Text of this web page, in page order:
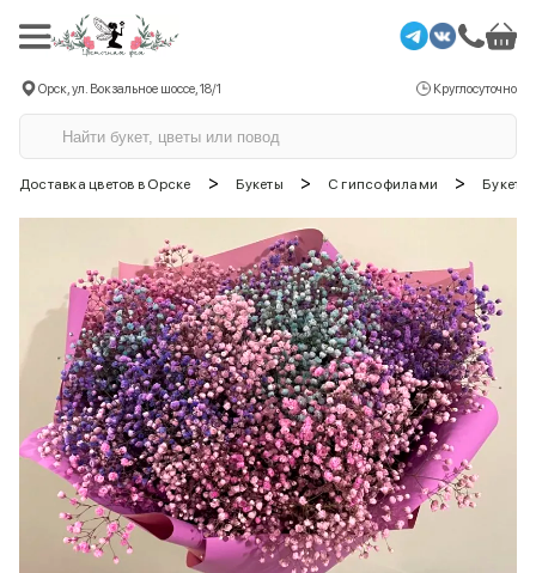
Орск, ул. Вокзальное шоссе, 18/1 Круглосуточно
Доставка цветов в Орске > Букеты > С гипсофилами > Букет